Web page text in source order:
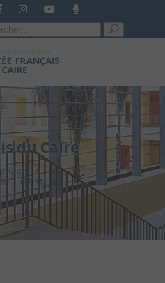
Recherche
pour :
du Caire
/
– GS Maadi